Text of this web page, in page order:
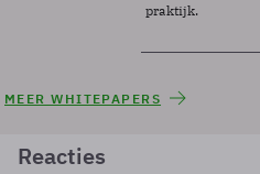
praktijk.
MEER WHITEPAPERS
Reacties